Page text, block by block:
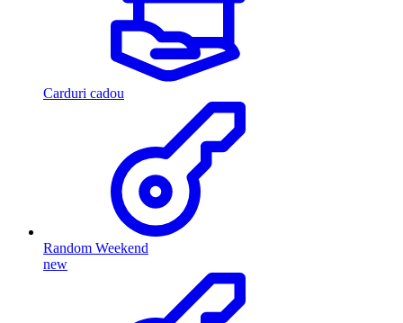
Carduri cadou
Random Weekend
new